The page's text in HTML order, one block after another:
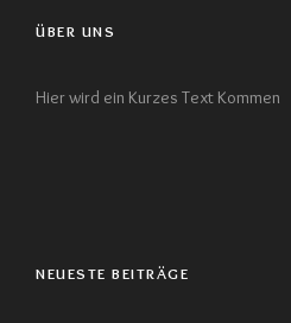
ÜBER UNS
Hier wird ein Kurzes Text Kommen
NEUESTE BEITRÄGE